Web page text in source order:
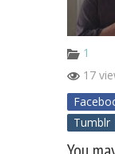
1
17
Tumblr